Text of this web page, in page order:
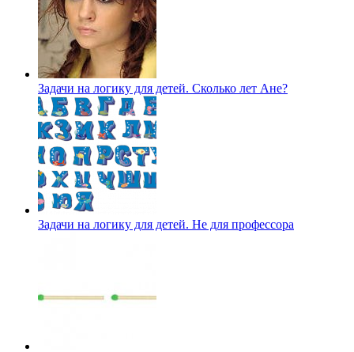
Задачи на логику для детей. Сколько лет Ане?
Задачи на логику для детей. Не для профессора